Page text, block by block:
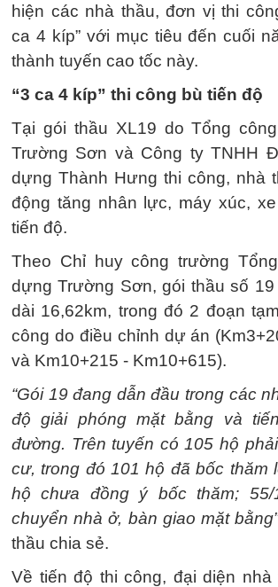
hiện các nhà thầu, đơn vị thi
ca 4 kíp” với mục tiêu đến cuối
thành tuyến cao tốc này.
“3 ca 4 kíp” thi công bù tiến độ
Tại gói thầu XL19 do Tổng
Trường Sơn và Công ty TNHH
dựng Thành Hưng thi công, nhà
động tăng nhân lực, máy xúc,
tiến độ.
Theo Chỉ huy công trường
dựng Trường Sơn, gói thầu số
dài 16,62km, trong đó 2 đoạn
công do điều chỉnh dự án
và Km10+215 - Km10+615).
“Gói 19 đang dẫn đầu trong các
độ giải phóng mặt bằng và
đường. Trên tuyến có 105 hộ
cư, trong đó 101 hộ đã bốc thăm
hộ chưa đồng ý bốc thăm;
chuyển nhà ở, bàn giao mặt
thầu chia sẻ.
Về tiến độ thi công, đại diện nhà